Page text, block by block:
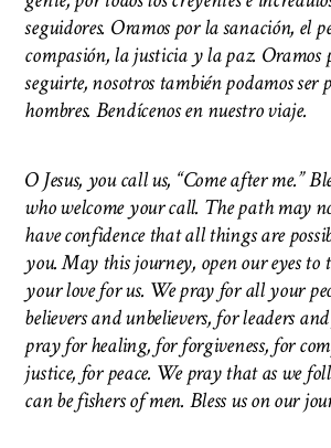
seguidores. Oramos por la sanación, el
compasión, la justicia y la paz. Oramos
seguirte, nosotros también podamos ser
hombres. Bendícenos en nuestro viaje.
O Jesus, you call us, “Come after me.”
who welcome your call. The path may
have confidence that all things are
you. May this journey, open our eyes to
your love for us. We pray for all your
believers and unbelievers, for leaders
pray for healing, for forgiveness, for
justice, for peace. We pray that as we
can be fishers of men. Bless us on our